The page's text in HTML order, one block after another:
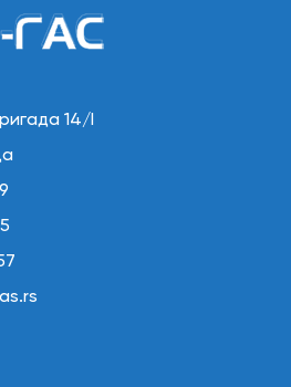
14/I